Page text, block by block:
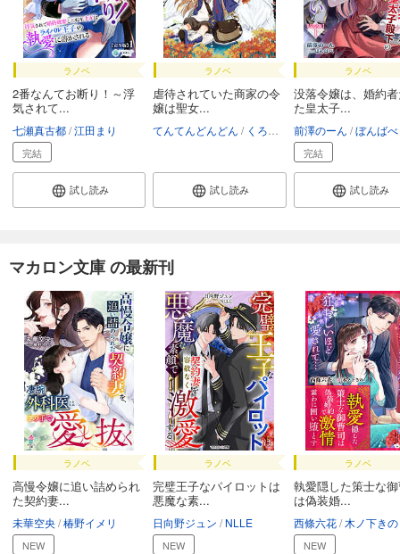
ラノベ
2番なんてお断り！～浮
気されて...
七瀬真古都 江田まり
完結
試し読み
ラノベ
虐待されていた商家の令
嬢は聖女...
てんてんどんどん くろでこ
試し読み
ラノベ
没落令嬢は、婚約
た皇太子...
前澤のーん ぼんばべ
完結
試し読み
マカロン文庫 の最新刊
ラノベ
高慢令嬢に追い詰められ
た契約妻...
未華空央 椿野イメリ
NEW
ラノベ
完璧王子なパイロットは
悪魔な素...
日向野ジュン NLLE
NEW
ラノベ
執愛隠した策士な
は偽装婚...
西條六花 木ノ下きの
NEW